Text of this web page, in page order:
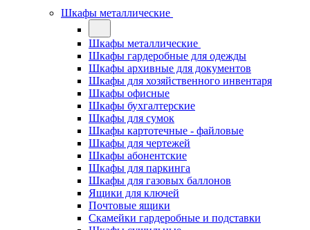
Шкафы металлические
Шкафы металлические
Шкафы гардеробные для одежды
Шкафы архивные для документов
Шкафы для хозяйственного инвентаря
Шкафы офисные
Шкафы бухгалтерские
Шкафы для сумок
Шкафы картотечные - файловые
Шкафы для чертежей
Шкафы абонентские
Шкафы для паркинга
Шкафы для газовых баллонов
Ящики для ключей
Почтовые ящики
Скамейки гардеробные и подставки